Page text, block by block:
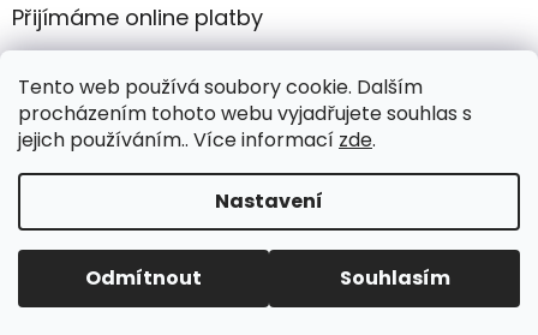
Tento web používá soubory cookie. Dalším
procházením tohoto webu vyjadřujete souhlas s
jejich používáním.. Více informací zde.
Nastavení
Odmítnout Souhlasím
Přijímáme online platby
Copyright 2026COMERTEX e-shop. Všechna práva
vyhrazena.
Upravit nastavení cookies